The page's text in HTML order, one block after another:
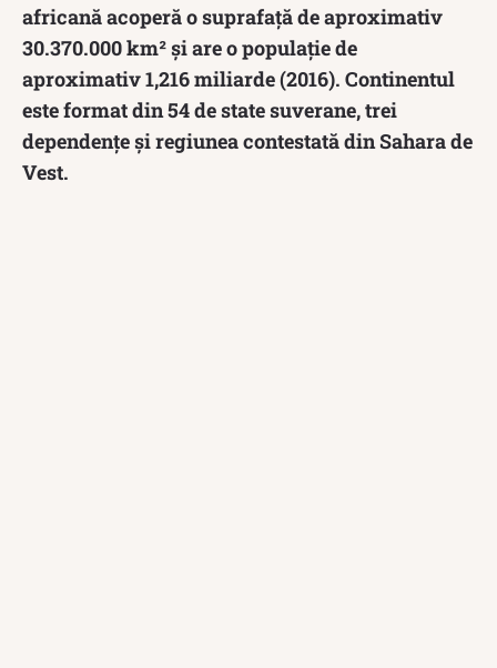
africană acoperă o suprafață de aproximativ
30.370.000 km² și are o populație de
aproximativ 1,216 miliarde (2016). Continentul
este format din 54 de state suverane, trei
dependențe și regiunea contestată din Sahara de
Vest.